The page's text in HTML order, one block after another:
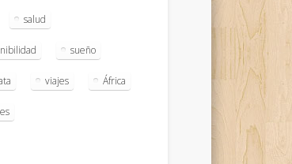
salud
sueño
viajes África